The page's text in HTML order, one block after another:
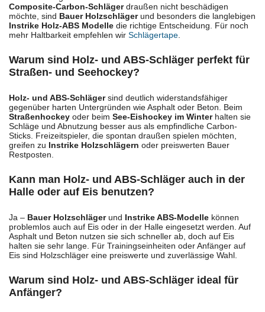
Composite-Carbon-Schlägerdraußen nicht beschädigen
möchte, sind Bauer Holzschlägerund besonders die langlebigen
Instrike Holz-ABS Modelle die richtige Entscheidung. Für noch
mehr Haltbarkeit empfehlen wir Schlägertape
Warum sind Holz- und ABS-Schläger perfekt für
Straßen- und Seehockey?
Holz- und ABS-Schlägersind deutlich widerstandsfähiger
gegenüber harten Untergründen wie Asphalt oder Beton. Beim
Straßenhockey oder beim See-Eishockey im Winterhalten sie
Schläge und Abnutzung besser aus als empfindliche Carbon-
Sticks. Freizeitspieler, die spontan draußen spielen möchten,
greifen zu Instrike Holzschlägern oder preiswerten Bauer
Restposten.
Kann man Holz- und ABS-Schläger auch in der
Halle oder auf Eis benutzen?
Ja – Bauer Holzschlägerund Instrike ABS-Modelle können
problemlos auch auf Eis oder in der Halle eingesetzt werden. Auf
Asphalt und Beton nutzen sie sich schneller ab, doch auf Eis
halten sie sehr lange. Für Trainingseinheiten oder Anfänger auf
Eis sind Holzschläger eine preiswerte und zuverlässige Wahl.
Warum sind Holz- und ABS-Schläger ideal für
Anfänger?